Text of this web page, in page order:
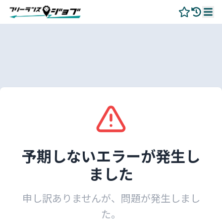
予期しないエラーが発生し
ました
申し訳ありませんが、問題が発生しまし
た。